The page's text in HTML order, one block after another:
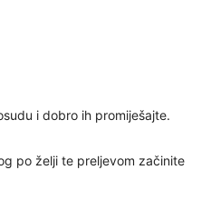
i dobro ih promiješajte.
po želji te preljevom začinite